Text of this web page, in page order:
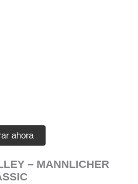
ahora
– MANNLICHER